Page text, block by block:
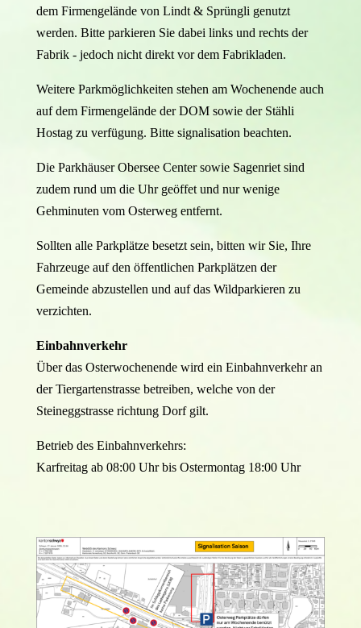
dem Firmengelände von Lindt & Sprüngli genutzt
werden. Bitte parkieren Sie dabei links und rechts der
Fabrik - jedoch nicht direkt vor dem Fabrikladen.
Weitere Parkmöglichkeiten stehen am Wochenende auch
auf dem Firmengelände der DOM sowie der Stähli
Hostag zu verfügung. Bitte signalisation beachten.
Die Parkhäuser Obersee Center sowie Sagenriet sind
zudem rund um die Uhr geöffet und nur wenige
Gehminuten vom Osterweg entfernt.
Sollten alle Parkplätze besetzt sein, bitten wir Sie, Ihre
Fahrzeuge auf den öffentlichen Parkplätzen der
Gemeinde abzustellen und auf das Wildparkieren zu
verzichten.
Einbahnverkehr
Über das Osterwochenende wird ein Einbahnverkehr an
der Tiergartenstrasse betreiben, welche von der
Steineggstrasse richtung Dorf gilt.
Betrieb des Einbahnverkehrs:
Karfreitag ab 08:00 Uhr bis Ostermontag 18:00 Uhr